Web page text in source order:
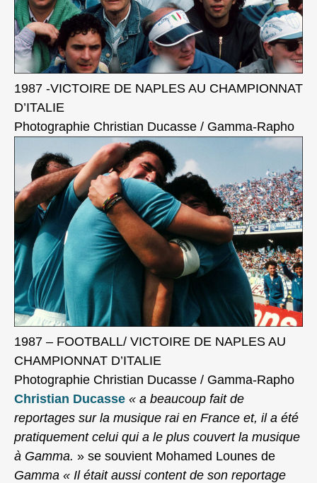
1987 -VICTOIRE DE NAPLES AU CHAMPIONNAT
D’ITALIE
Photographie Christian Ducasse / Gamma-Rapho
1987 – FOOTBALL/ VICTOIRE DE NAPLES AU
CHAMPIONNAT D’ITALIE
Photographie Christian Ducasse / Gamma-Rapho
Christian Ducasse « a beaucoup fait de
reportages sur la musique rai en France et, il a été
pratiquement celui qui a le plus couvert la musique
à Gamma. » se souvient Mohamed Lounes de
Gamma « Il était aussi content de son reportage